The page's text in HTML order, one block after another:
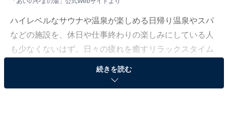
ハイレベルなサウナや温泉が楽しめる日帰り温泉やスパ
などの施設を、休日や仕事終わりの楽しみにしている人
も少なくないはず。日々の疲れを癒すリラックスタイム
は、何物にも代えがたい時間ですよね。しかし、近年で
は高い人気をほこる施設も多く、どこに行けばよいか迷
続きを読む